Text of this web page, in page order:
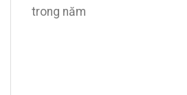
trong năm